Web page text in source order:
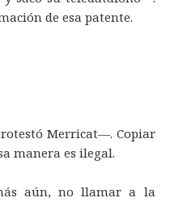
de esa patente.
Merricat—. Copiar
manera es ilegal.
aún, no llamar a la